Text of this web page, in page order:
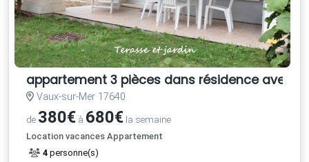
appartement 3 pièces dans résidence avec
Vaux-sur-Mer 17640
de 380€ à 680€ la semaine
Location vacances Appartement
4 personne(s)